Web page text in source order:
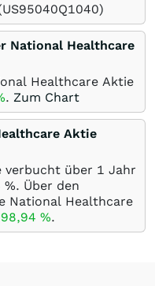
National Healthcare
Healthcare Aktie
. Zum Chart
Aktie
verbucht über 1 Jahr
%. Über den
National Healthcare
%.